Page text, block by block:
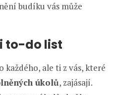
budíku vás může
to-do list
každého, ale ti z vás, které
úkolů, zajásají.